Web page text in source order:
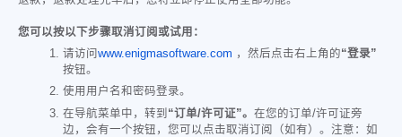
您可以按以下步骤取消订阅或试用：
请访问 www.enigmasoftware.com ，然后点击右上角的“登录”
按钮。
使用用户名和密码登录。
在导航菜单中，转到 “订单/许可证”。 在您的订单/许可证旁
边，会有一个按钮，您可以点击取消订阅（如有）。注意：如